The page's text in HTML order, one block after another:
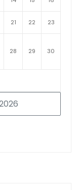
21 22 23
28 29 30